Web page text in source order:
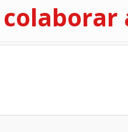
colaborar